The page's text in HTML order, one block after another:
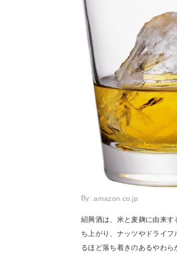
By:amazon.co.jp
紹興酒は、米と麦麹に由来
ち上がり、ナッツやドライ
るほど落ち着きのあるやわら